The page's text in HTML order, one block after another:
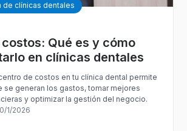
de clínicas dentales
Qué es y cómo
en clínicas dentales
de costos en tu clínica dental permite
se generan los gastos, tomar mejores
y optimizar la gestión del negocio.
1/2026